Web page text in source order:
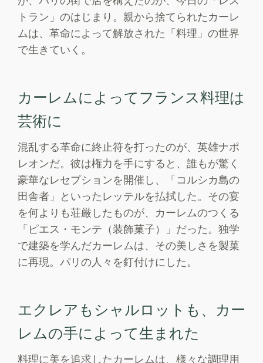
トラン」のはじまり。親から捨てられたカーレ
ムは、革命によって解放された「料理」の世界
で生きていく。
カーレムによってフランス料理は
芸術に
混乱する革命に終止符を打ったのが、英雄ナポ
レオンだ。彼は権力を手にすると、誰もが驚く
豪華なレセプションを開催し、「コルシカ島の
田舎者」といったレッテルを払拭した。その宴
を何よりも荘厳したものが、カーレムのつくる
「ピエス・モンテ（装飾菓子）」だった。独学
で建築を学んだカーレムは、その美しさを製菓
に再現。パリの人々を釘付けにした。
エクレアもシャルロットも、カー
レムの手によって生まれた
料理に美を追求したカーレムは、様々な調理用